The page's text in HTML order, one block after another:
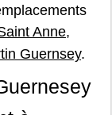
Anne,
Guernsey.